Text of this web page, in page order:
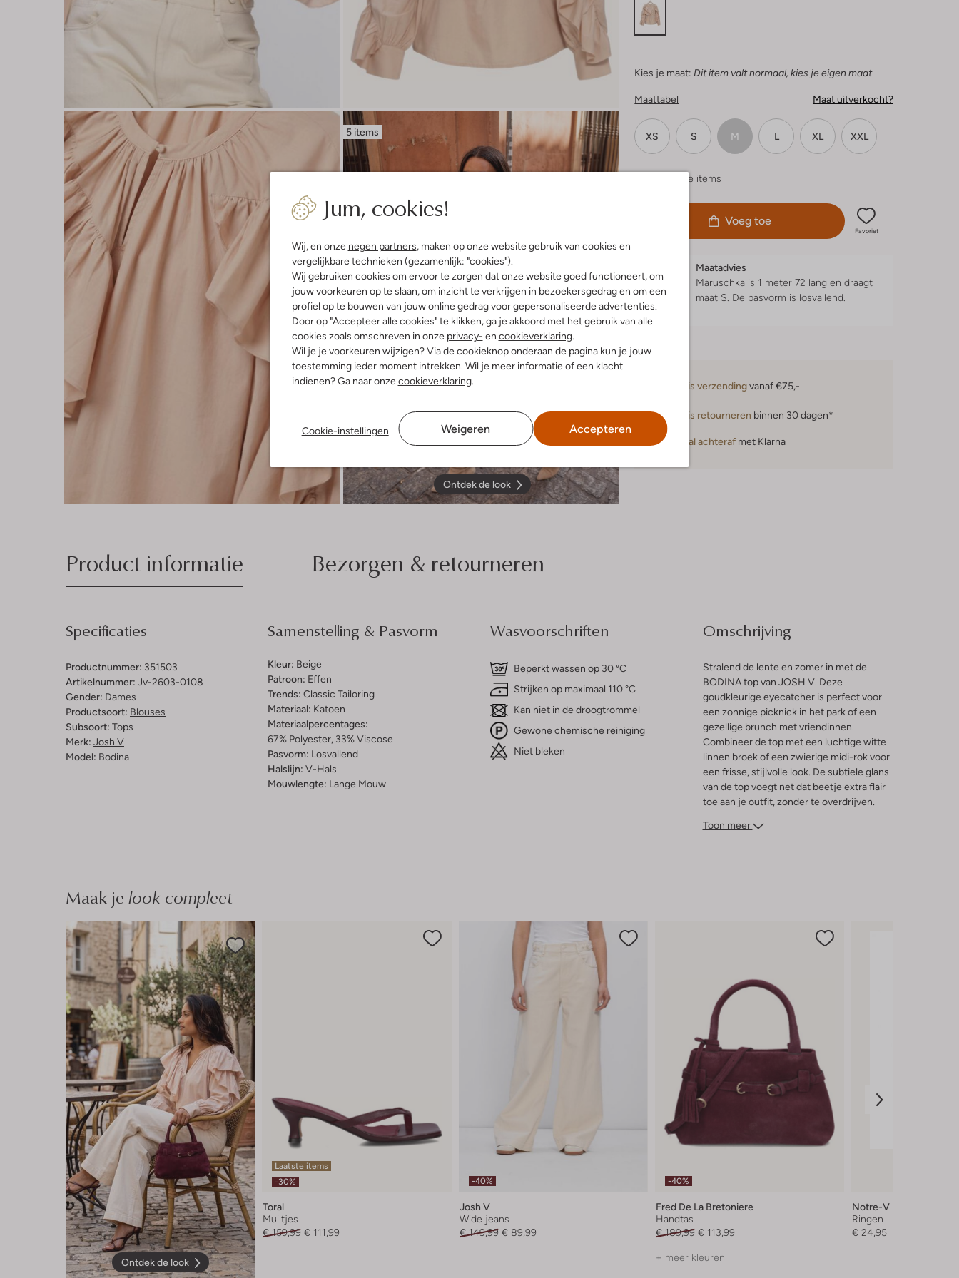
Jum, cookies!
Wij, en onze negen partners, maken op onze website gebruik van cookies en
vergelijkbare technieken (gezamenlijk: "cookies").
Wij gebruiken cookies om ervoor te zorgen dat onze website goed functioneert, om
jouw voorkeuren op te slaan, om inzicht te verkrijgen in bezoekersgedrag en om een
profiel op te bouwen van jouw online gedrag voor gepersonaliseerde advertenties.
Door op "Accepteer alle cookies" te klikken, ga je akkoord met het gebruik van alle
cookies zoals omschreven in onze privacy- en cookieverklaring.
Wil je je voorkeuren wijzigen? Via de cookieknop onderaan de pagina kun je jouw
toestemming ieder moment intrekken. Wil je meer informatie of een klacht
indienen? Ga naar onzecookieverklaring.
Cookie-instellingen Weigeren Accepteren
5 items
Ontdek de look
Kies je maat: Dit item valt normaal, kies je eigen maat
Maattabel Maat uitverkocht?
XS S M L XL XXL
Vergelijkbare items
Voeg toe
Favoriet
Maatadvies
Maruschka is 1 meter 72 lang en draagt
maat S. De pasvorm is losvallend.
Gratis verzendingvanaf €75,-
Gratis retourneren binnen 30 dagen*
Betaal achteraf met Klarna
Product informatie Bezorgen & retourneren
Specificaties
Productnummer: 351503
Artikelnummer: Jv-2603-0108
Gender: Dames
Productsoort: Blouses
Subsoort: Tops
Merk: Josh V
Model: Bodina
Samenstelling & Pasvorm
Kleur: Beige
Patroon: Effen
Trends: Classic Tailoring
Materiaal: Katoen
Materiaalpercentages:
67% Polyester, 33% Viscose
Pasvorm: Losvallend
Halslijn: V-Hals
Mouwlengte: Lange Mouw
Wasvoorschriften
Beperkt wassen op 30 °C
Strijken op maximaal 110 °C
Kan niet in de droogtrommel
Gewone chemische reiniging
Niet bleken
Omschrijving
Stralend de lente en zomer in met de
BODINA top van JOSH V. Deze
goudkleurige eyecatcher is perfect voor
een zonnige picknick in het park of een
gezellige brunch met vriendinnen.
Combineer de top met een luchtige witte
linnen broek of een zwierige midi-rok voor
een frisse, stijlvolle look. De subtiele glans
van de top voegt net dat beetje extra flair
toe aan je outfit, zonder te overdrijven.
vleugje glamour in hun dagelijkse
Toon meer
Maak je look compleet
Ontdek de look
Laatste items
-30%
Toral
Muiltjes
€ 159,99 € 111,99
-40%
Josh V
Wide jeans
€ 149,99 € 89,99
-40%
Fred De La Bretoniere
Handtas
€ 189,99 € 113,99
+ meer kleuren
Notre-V
Ringen
€ 24,95